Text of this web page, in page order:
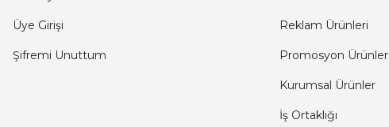
Üye Girişi
Şifremi Unuttum
Reklam Ürünleri
Promosyon Ürünler
Kurumsal Ürünler
İş Ortaklığı